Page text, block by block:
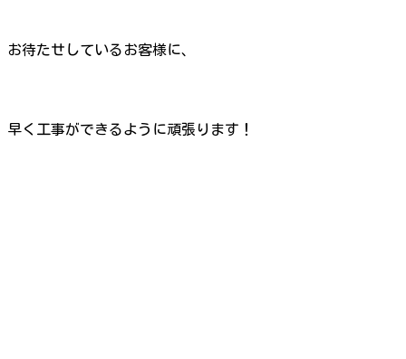
お待たせしているお客様に、
早く工事ができるように頑張ります！